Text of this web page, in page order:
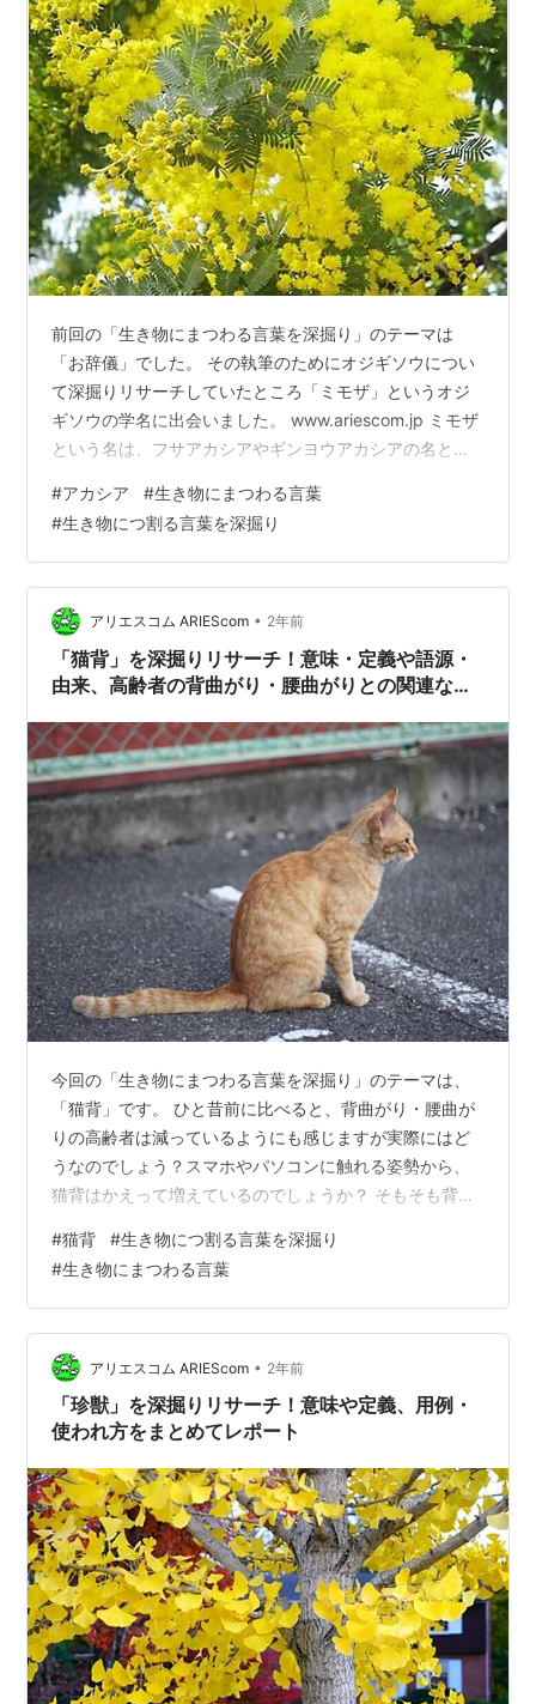
前回の「生き物にまつわる言葉を深掘り」のテーマは
「お辞儀」でした。 その執筆のためにオジギソウについ
て深掘りリサーチしていたところ「ミモザ」というオジ
ギソウの学名に出会いました。 www.ariescom.jp ミモザ
という名は、フサアカシアやギンヨウアカシアの名とし
が、このアカシアまわりの「混沌とした誤用の実態」を
整理したく、今回の「生き物にまつわる言葉を深掘り」
のテーマをその「アカシア」と設定しました。 深掘りリ
サーチした結果を、以下の目次に沿ってレポートしてい
きます。 アカシアとは？ 特徴 アカシアの分類と定義 ア
カシアの語源と由来 アカシ…
#アカシア #生き物にまつわる言葉
#生き物につ割る言葉を深掘り
アリエスコム ARIEScom • 2年前
「猫背」を深掘りリサーチ！意味・定義や語源・
由来、高齢者の背曲がり・腰曲がりとの関連など
今回の「生き物にまつわる言葉を深掘り」のテーマは、
「猫背」です。 ひと昔前に比べると、背曲がり・腰曲が
りの高齢者は減っているようにも感じますが実際にはど
うなのでしょう？スマホやパソコンに触れる姿勢から、
猫背はかえって増えているのでしょうか？ そもそも背曲
の圧迫骨折・骨粗しょう症などとの違い・関係はいった
いどうなっているのでしょう？ 「猫背」という言葉の意
味や用例、語源などについて、以下の目次に沿って深掘
りしてみました。 猫背とは？ 猫背の名称の由来 猫背の
原因 猫背の影響 猫背、脊椎後弯症、老年性円背、脊椎圧
迫骨折の定義と関係性について 各用…
#猫背 #生き物につ割る言葉を深掘り
#生き物にまつわる言葉
アリエスコム ARIEScom • 2年前
「珍獣」を深掘りリサーチ！意味や定義、用例・
使われ方をまとめてレポート